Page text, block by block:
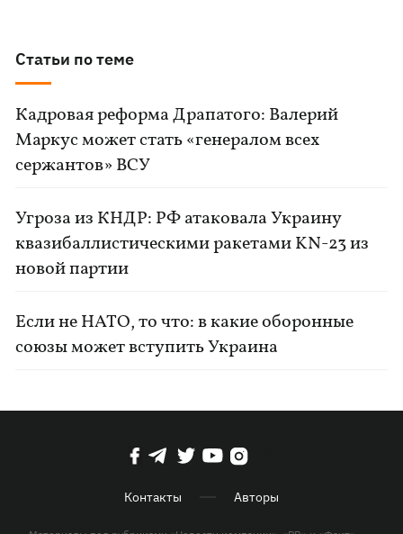
Статьи по теме
Кадровая реформа Драпатого: Валерий
Маркус может стать «генералом всех
сержантов» ВСУ
Угроза из КНДР: РФ атаковала Украину
квазибаллистическими ракетами KN-23 из
новой партии
Если не НАТО, то что: в какие оборонные
союзы может вступить Украина
Контакты Авторы